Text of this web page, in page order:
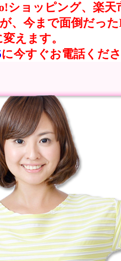
ショッピング、楽天
、今まで面倒だっ
えます。
に今すぐお電話くださ